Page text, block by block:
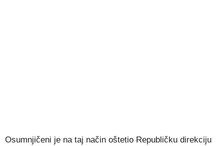
Osumnjičeni je na taj način oštetio Republičku direkciju